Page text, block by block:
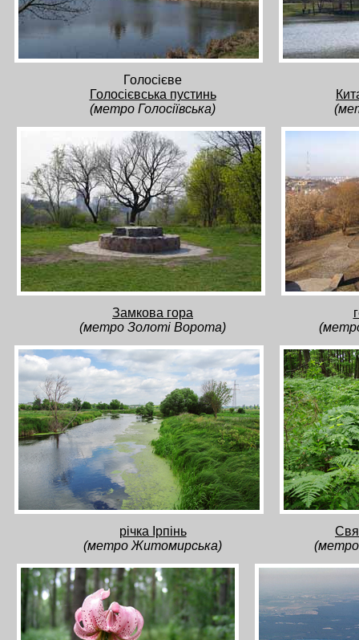
Голосієве
Голосієвська пустинь
(метро Голосіївська)
Замкова гора
(метро Золоті Ворота)
річка Ірпінь
(метро Житомирська)
(метро